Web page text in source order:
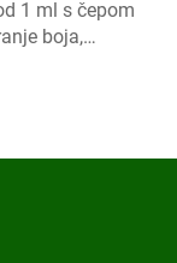
boca za
1 ml s čepom
boja,